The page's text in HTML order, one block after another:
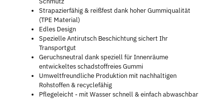
Strapazierfähig & reißfest dank hoher Gummiqualität
(TPE Material)
Edles Design
Spezielle Antirutsch Beschichtung sichert Ihr
Transportgut
Geruchsneutral dank speziell für Innenräume
entwickeltes schadstoffreies Gummi
Umweltfreundliche Produktion mit nachhaltigen
Rohstoffen & recyclefähig
Pflegeleicht - mit Wasser schnell & einfach abwaschbar